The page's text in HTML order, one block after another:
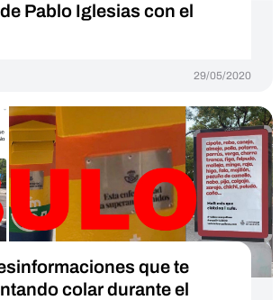
Pablo Iglesias con el
29/05/2020
que te
colar durante el